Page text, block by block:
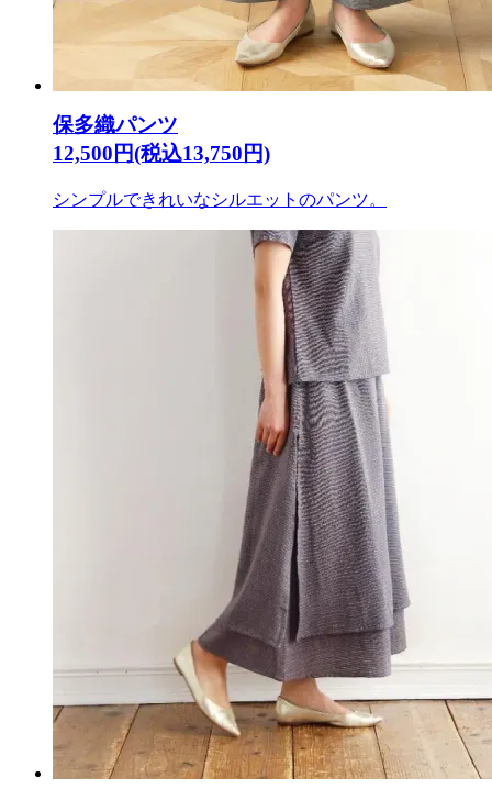
保多織パンツ
12,500円(税込13,750円)
シンプルできれいなシルエットのパンツ。